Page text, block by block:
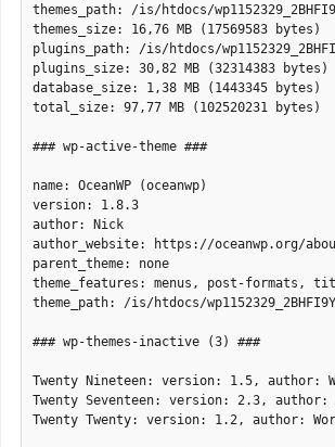
themes_path: /is/htdocs/
themes_size: 16,76 MB (17569583 bytes)
plugins_path: /is/htdocs/
plugins_size: 30,82 MB (32314383 bytes)
database_size: 1,38 MB (1443345 bytes)
total_size: 97,77 MB (102520231 bytes)
### wp-active-theme ###
name: OceanWP (oceanwp)
version: 1.8.3
author: Nick
author_website: https://oceanwp.org/
parent_theme: none
theme_features: menus, post-formats,
theme_path: /is/htdocs/
### wp-themes-inactive (3) ###
Twenty Nineteen: version: 1.5, author:
Twenty Seventeen: version: 2.3, author:
Twenty Twenty: version: 1.2, author: